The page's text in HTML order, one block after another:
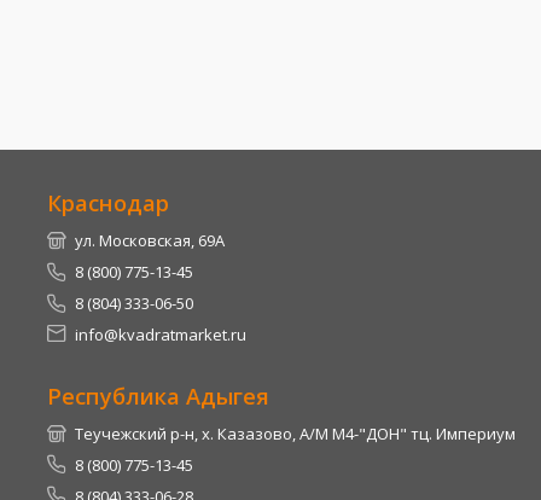
Краснодар
ул. Московская, 69А
8 (800) 775-13-45
8 (804) 333-06-50
info@kvadratmarket.ru
Республика Адыгея
Теучежский р-н, х. Казазово, А/М М4-"ДОН" тц. Империум
8 (800) 775-13-45